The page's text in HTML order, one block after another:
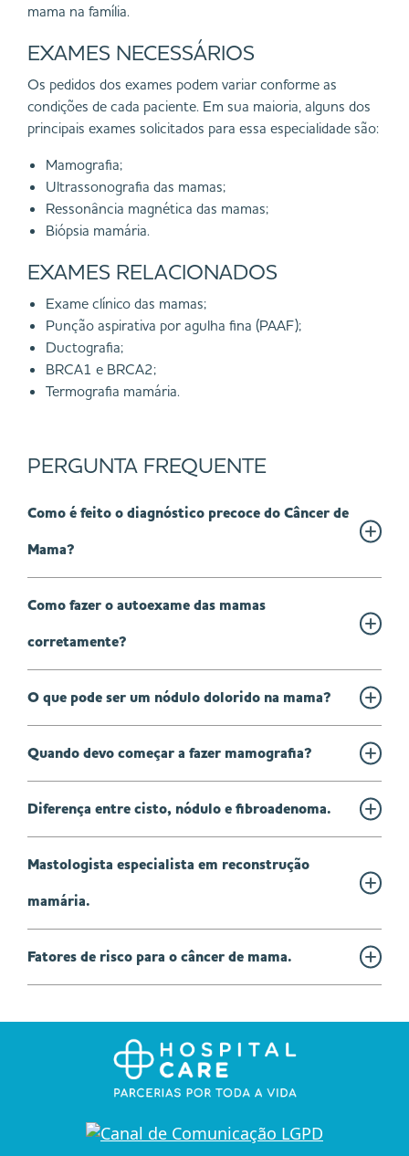
mama na família.
EXAMES NECESSÁRIOS
Os pedidos dos exames podem variar conforme as
condições de cada paciente. Em sua maioria, alguns dos
principais exames solicitados para essa especialidade são:
Mamografia;
Ultrassonografia das mamas;
Ressonância magnética das mamas;
Biópsia mamária.
EXAMES RELACIONADOS
Exame clínico das mamas;
Punção aspirativa por agulha fina (PAAF);
Ductografia;
BRCA1 e BRCA2;
Termografia mamária.
PERGUNTA FREQUENTE
Como é feito o diagnóstico precoce do Câncer de
Mama?
Como fazer o autoexame das mamas
corretamente?
O que pode ser um nódulo dolorido na mama?
Quando devo começar a fazer mamografia?
Diferença entre cisto, nódulo e fibroadenoma.
Mastologista especialista em reconstrução
mamária.
Fatores de risco para o câncer de mama.